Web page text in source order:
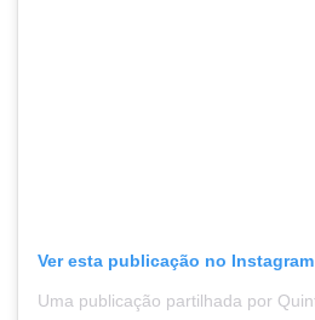
Ver esta publicação no Instagram